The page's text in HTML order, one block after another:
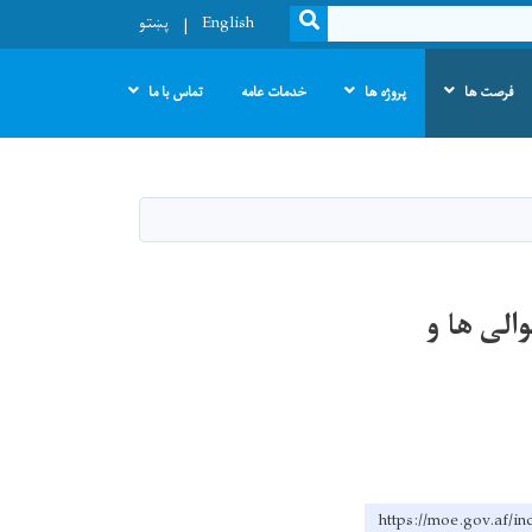
SEARCH
English پښتو
فرصت ها پروژه ها خدمات عامه تماس با ما
ها و
https://moe.gov.af/